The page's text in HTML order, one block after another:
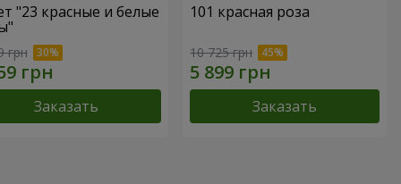
"23 красные и белые
грн
Заказать
101 красная роза
10 725 грн
Заказать